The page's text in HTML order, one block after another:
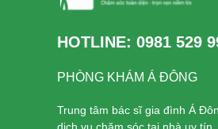
HOTLINE: 0981 529
PHÒNG KHÁM Á ĐÔNG
Trung tâm bác sĩ gia đình Á